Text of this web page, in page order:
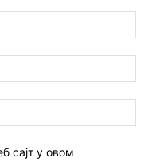
сајт у овом